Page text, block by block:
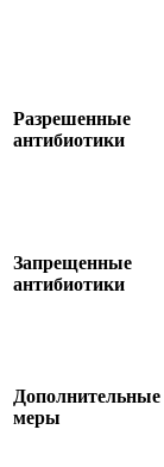
Разрешенные
антибиотики
Запрещенные
антибиотики
Дополнительные
меры